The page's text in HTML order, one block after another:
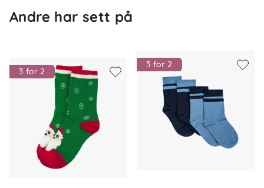
Andre har sett på
3 for 2
3 for 2